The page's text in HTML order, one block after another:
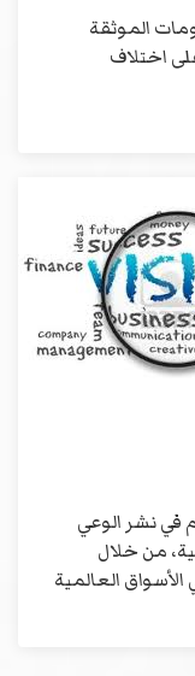
الموثقة
اختلاف
في نشر الوعي
من خلال
العالمية